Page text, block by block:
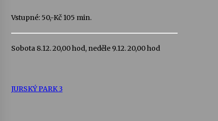
Vstupné: 50,-Kč 105 min.
Sobota 8.12. 20,00 hod, neděle 9.12. 20,00 hod
JURSKÝ PARK 3